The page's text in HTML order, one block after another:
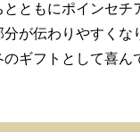
とともにポインセチ
が伝わりやすくな
ギフトとして喜ん